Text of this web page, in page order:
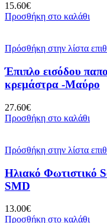
15.60€
Προσθήκη στο καλάθι
Πρόσθήκη στην λίστα
Έπιπλο εισόδου
κρεμάστρα -Μαύρο
27.60€
Προσθήκη στο καλάθι
Πρόσθήκη στην λίστα
Ηλιακό Φωτιστικό
SMD
13.00€
Προσθήκη στο καλάθι